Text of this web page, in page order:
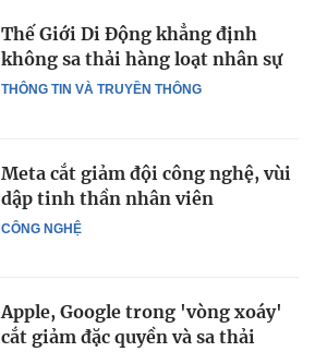
THÔNG TIN VÀ TRUYỀN THÔNG
Thế Giới Di Động khẳng định
không sa thải hàng loạt nhân sự
CÔNG NGHỆ
Meta cắt giảm đội công nghệ, vùi
dập tinh thần nhân viên
Apple, Google trong 'vòng xoáy'
cắt giảm đặc quyền và sa thải